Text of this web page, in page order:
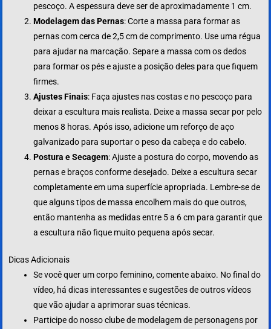
pescoço. A espessura deve ser de aproximadamente 1 cm.
Modelagem das Pernas: Corte a massa para formar as
pernas com cerca de 2,5 cm de comprimento. Use uma régua
para ajudar na marcação. Separe a massa com os dedos
para formar os pés e ajuste a posição deles para que fiquem
firmes.
Ajustes Finais: Faça ajustes nas costas e no pescoço para
deixar a escultura mais realista. Deixe a massa secar por pelo
menos 8 horas. Após isso, adicione um reforço de aço
galvanizado para suportar o peso da cabeça e do cabelo.
Postura e Secagem: Ajuste a postura do corpo, movendo as
pernas e braços conforme desejado. Deixe a escultura secar
completamente em uma superfície apropriada. Lembre-se de
que alguns tipos de massa encolhem mais do que outros,
então mantenha as medidas entre 5 a 6 cm para garantir que
a escultura não fique muito pequena após secar.
Dicas Adicionais
Se você quer um corpo feminino, comente abaixo. No final do
vídeo, há dicas interessantes e sugestões de outros vídeos
que vão ajudar a aprimorar suas técnicas.
Participe do nosso clube de modelagem de personagens por